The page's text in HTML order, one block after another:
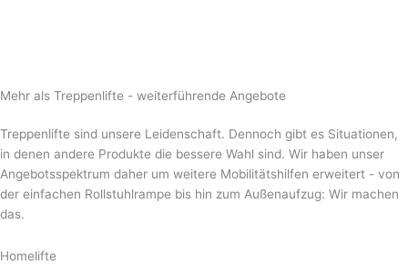
Mehr als Treppenlifte - weiterführende Angebote
Treppenlifte sind unsere Leidenschaft. Dennoch gibt es Situationen,
in denen andere Produkte die bessere Wahl sind. Wir haben unser
Angebotsspektrum daher um weitere Mobilitätshilfen erweitert - von
der einfachen Rollstuhlrampe bis hin zum Außenaufzug: Wir machen
das.
Homelifte